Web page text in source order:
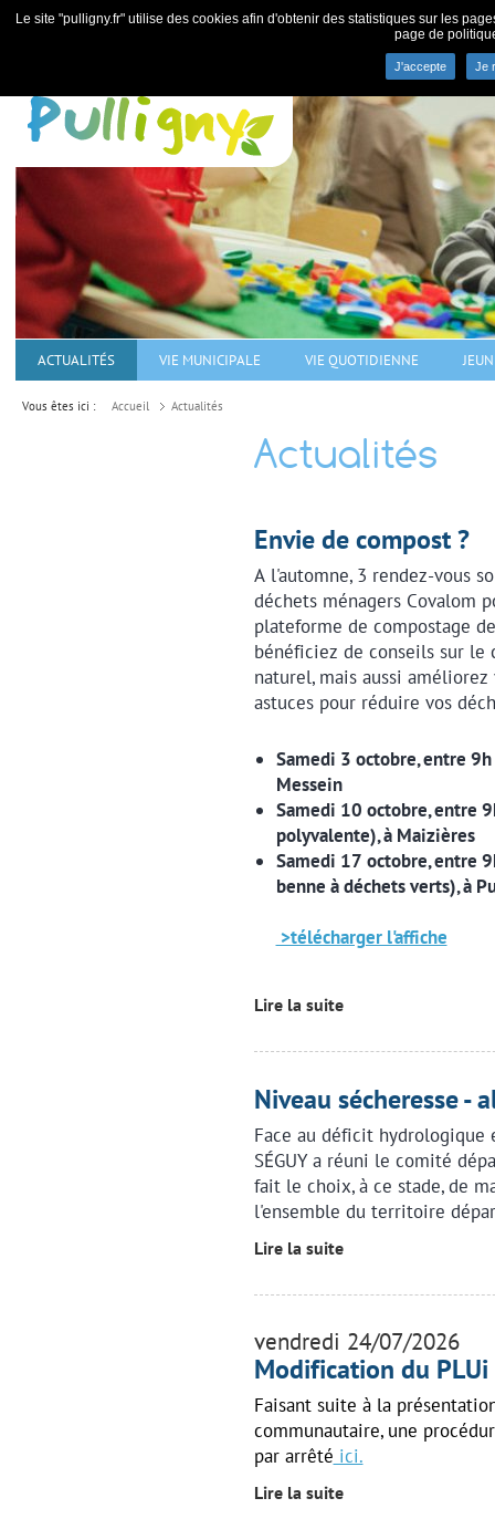
Le site "pulligny.fr" utilise des cookies afin d'obtenir des statistiques sur les
page de
J'accepte Je
Commune de Pulligny -
ACTUALITÉS VIE MUNICIPALE VIE QUOTIDIENNE
Vous êtes ici : Accueil Actualités
Actualités
Envie de compost ?
A l'automne, 3 rendez-vous
déchets ménagers Covalom
plateforme de compostage
bénéficiez de conseils sur le
naturel, mais aussi
astuces pour réduire vos
Samedi 3 octobre, entre
Messein
Samedi 10 octobre, entre
polyvalente), à Maizières
Samedi 17 octobre, entre
benne à déchets verts), à
>télécharger l'affiche
Lire la suite
Niveau sécheresse -
Face au déficit hydrologique
SÉGUY a réuni le comité
fait le choix, à ce stade, de
l'ensemble du territoire
Lire la suite
vendredi 24/07/2026
Modification du PLUi
Faisant suite à la
communautaire, une
par arrêté ici.
Lire la suite